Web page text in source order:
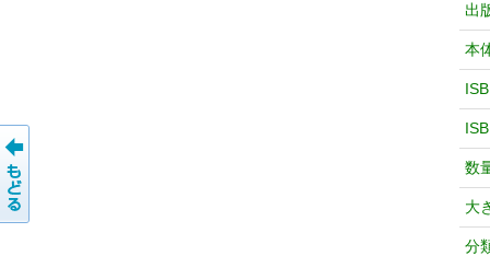
出
本
数
大
分